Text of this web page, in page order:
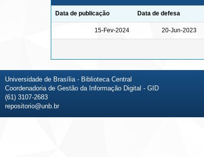
Data de publicação Data de defesa
15-Fev-2024 20-Jun-2023
Universidade de Brasília - Biblioteca Central
Coordenadoria de Gestão da Informação Digital - GID
(61) 3107-2683
repositorio@unb.br